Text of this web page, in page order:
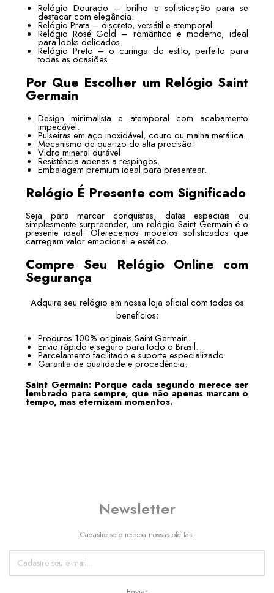
Relógio Dourado – brilho e sofisticação para se
destacar com elegância.
Relógio Prata – discreto, versátil e atemporal.
Relógio Rosé Gold – romântico e moderno, ideal
para looks delicados.
Relógio Preto – o curinga do estilo, perfeito para
todas as ocasiões.
Por Que Escolher um Relógio Saint
Germain
Design minimalista e atemporal com acabamento
impecável.
Pulseiras em aço inoxidável, couro ou malha metálica.
Mecanismo de quartzo de alta precisão.
Vidro mineral durável.
Resistência apenas a respingos.
Embalagem premium ideal para presentear.
Relógio É Presente com Significado
Seja para marcar conquistas, datas especiais ou
simplesmente surpreender, um relógio Saint Germain é o
presente ideal. Oferecemos modelos sofisticados que
carregam valor emocional e estético.
Compre Seu Relógio Online com
Segurança
Adquira seu relógio em nossa loja oficial com todos os
benefícios:
Produtos 100% originais Saint Germain.
Envio rápido e seguro para todo o Brasil.
Parcelamento facilitado e suporte especializado.
Garantia de qualidade e procedência.
Saint Germain: Porque cada segundo merece ser
lembrado para sempre, que não apenas marcam o
tempo, mas eternizam momentos.
Newsletter
Cadastre-se e receba nossas ofertas.